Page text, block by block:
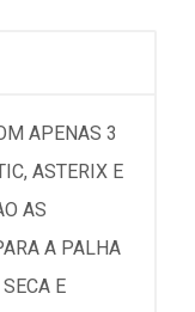
APENAS 3
ASTERIX E
AS
A PALHA
E